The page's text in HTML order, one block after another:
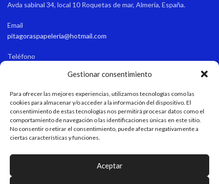
Gestionar consentimiento
Para ofrecer las mejores experiencias, utilizamos tecnologías como las
cookies para almacenar y/o acceder a la información del dispositivo. El
consentimiento de estas tecnologías nos permitirá procesar datos como el
comportamiento de navegación o las identificaciones únicas en este sitio.
No consentir o retirar el consentimiento, puede afectar negativamente a
ciertas características y funciones.
Aceptar
Avda sabinal 34, local 10 Roquetas de mar, Almería, España.
Email
pitagoraspapeleria@hotmail.com
Teléfono
Verano: 9:15-13:45/17:00-21:00 Invierno: 9:15-13:45/16:30-20:30
LEGAL
MAPA WEB